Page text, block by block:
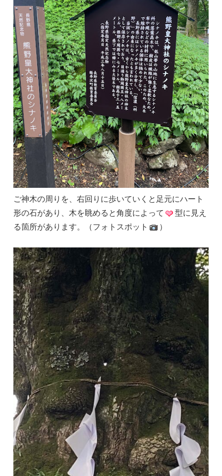
ご神木の周りを、右回りに歩いていくと足元にハート
形の石があり、木を眺めると角度によって
型に見え
る箇所があります。（フォトスポット
）